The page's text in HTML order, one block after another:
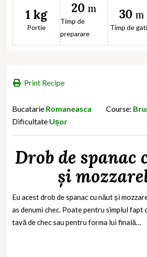
1 kg
Portie
20 m
Timp de
preparare
30 m
Timp de
Print Recipe
Bucatarie Romaneasca Course:
Dificultate Ușor
Drob de spanac
și
Eu acest drob de spanac cu năut și
as denumi chec. Poate pentru simplul fapt
tavă de chec sau pentru forma lui finală…